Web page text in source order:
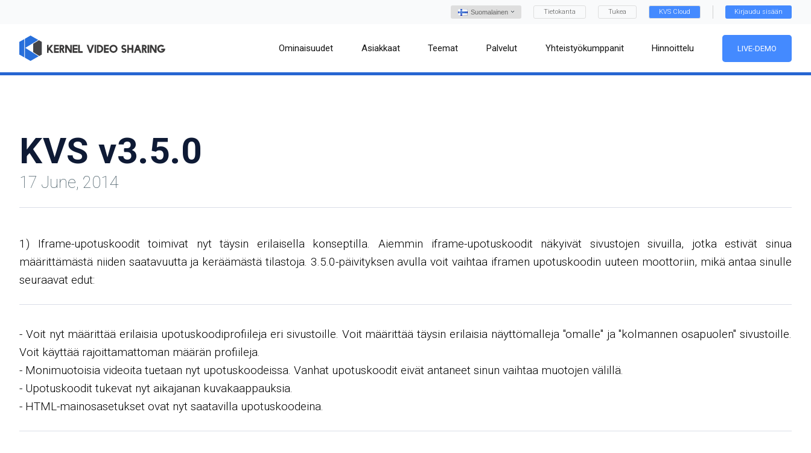
Suomalainen Tietokanta Tukea KVS Cloud Kirjaudu sisään
Ominaisuudet Asiakkaat Teemat Palvelut Yhteistyökumppanit Hinnoittelu LIVE-DEMO
KVS v3.5.0
17 June, 2014
1) Iframe-upotuskoodit toimivat nyt täysin erilaisella konseptilla. Aiemmin iframe-upotuskoodit näkyivät sivustojen sivuilla, jotka estivät sinua
määrittämästä niiden saatavuutta ja keräämästä tilastoja. 3.5.0-päivityksen avulla voit vaihtaa iframen upotuskoodin uuteen moottoriin, mikä antaa sinulle
seuraavat edut:
- Voit nyt määrittää erilaisia ​​upotuskoodiprofiileja eri sivustoille. Voit määrittää täysin erilaisia ​​näyttömalleja "omalle" ja "kolmannen osapuolen" sivustoille.
Voit käyttää rajoittamattoman määrän profiileja.
- Monimuotoisia videoita tuetaan nyt upotuskoodeissa. Vanhat upotuskoodit eivät antaneet sinun vaihtaa muotojen välillä.
- Upotuskoodit tukevat nyt aikajanan kuvakaappauksia.
- HTML-mainosasetukset ovat nyt saatavilla upotuskoodeina.